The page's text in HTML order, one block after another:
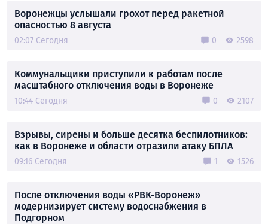
Воронежцы услышали грохот перед ракетной
опасностью 8 августа
02:07 Сегодня 0 2598
Коммунальщики приступили к работам после
масштабного отключения воды в Воронеже
10:44 Сегодня 0 2107
Взрывы, сирены и больше десятка беспилотников:
как в Воронеже и области отразили атаку БПЛА
09:16 Сегодня 1 1526
После отключения воды «РВК-Воронеж»
модернизирует систему водоснабжения в
Подгорном